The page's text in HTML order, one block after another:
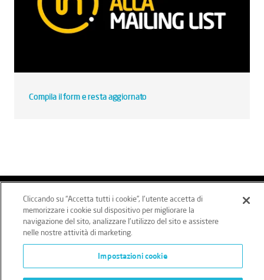
Compila il form e resta aggiornato
Intertek Italia SpA - P.IVA 12431470157
Privacy sito Privacy clienti/fornitori
Cliccando su “Accetta tutti i cookie”, l'utente accetta di
memorizzare i cookie sul dispositivo per migliorare la
navigazione del sito, analizzare l'utilizzo del sito e assistere
nelle nostre attività di marketing.
Impostazioni cookie